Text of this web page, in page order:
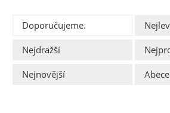
Doporučujeme.
Nejdražší
Nejnovější